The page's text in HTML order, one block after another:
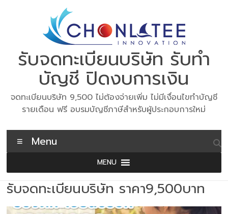
รับจดทะเบียนบริษัท รับทำ
บัญชี ปิดงบการเงิน
จดทะเบียนบริษัท 9,500 ไม่ต้องจ่ายเพิ่ม ไม่มีเงื่อนไขทำบัญชี
รายเดือน ฟรี อบรมบัญชีภาษีสำหรับผู้ประกอบการใหม่
Menu
MENU
รับจดทะเบียนบริษัท ราคา9,500บาท